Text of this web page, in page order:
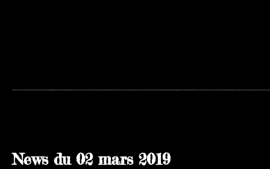
News du 02 mars 2019